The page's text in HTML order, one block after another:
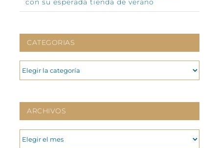
CATEGORIAS
CATEGORIAS
ARCHIVOS
ARCHIVOS